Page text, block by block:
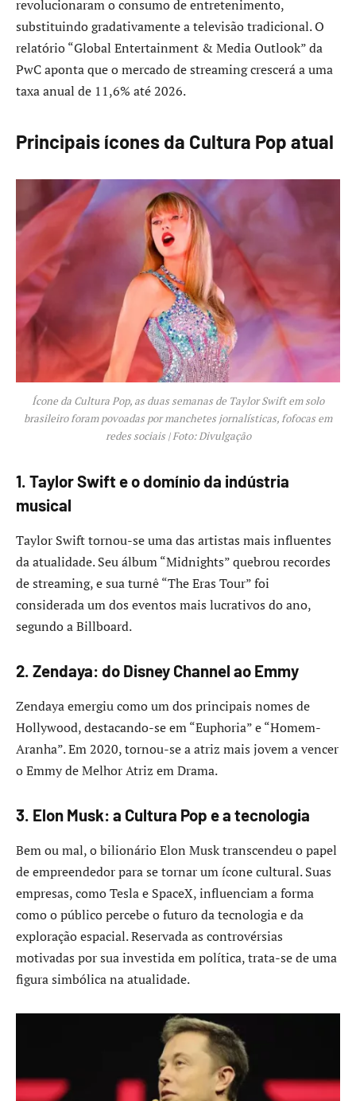
revolucionaram o consumo de entretenimento,
substituindo gradativamente a televisão tradicional. O
relatório “Global Entertainment & Media Outlook” da
PwC aponta que o mercado de streaming crescerá a uma
taxa anual de 11,6% até 2026.
Principais ícones da Cultura Pop atual
Ícone da Cultura Pop, as duas semanas de Taylor Swift em solo
brasileiro foram povoadas por manchetes jornalísticas, fofocas em
redes sociais | Foto: Divulgação
1. Taylor Swift e o domínio da indústria
musical
Taylor Swift tornou-se uma das artistas mais influentes
da atualidade. Seu álbum “Midnights” quebrou recordes
de streaming, e sua turnê “The Eras Tour” foi
considerada um dos eventos mais lucrativos do ano,
segundo a Billboard.
2. Zendaya: do Disney Channel ao Emmy
Zendaya emergiu como um dos principais nomes de
Hollywood, destacando-se em “Euphoria” e “Homem-
Aranha”. Em 2020, tornou-se a atriz mais jovem a vencer
o Emmy de Melhor Atriz em Drama.
3. Elon Musk: a Cultura Pop e a tecnologia
Bem ou mal, o bilionário Elon Musk transcendeu o papel
de empreendedor para se tornar um ícone cultural. Suas
empresas, como Tesla e SpaceX, influenciam a forma
como o público percebe o futuro da tecnologia e da
exploração espacial. Reservada as controvérsias
motivadas por sua investida em política, trata-se de uma
figura simbólica na atualidade.